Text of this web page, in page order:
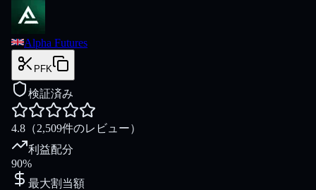
Alpha Futures
PFK
検証済み
4.8 （2,509件のレビュー）
利益配分
90%
最大割当額